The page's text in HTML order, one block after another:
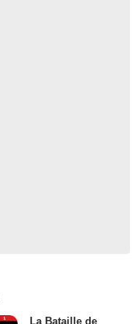
La Bataille de